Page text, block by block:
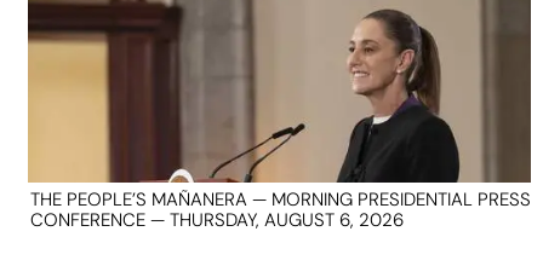
THE PEOPLE’S MAÑANERA — MORNING PRESIDENTIAL PRESS
CONFERENCE — THURSDAY, AUGUST 6, 2026